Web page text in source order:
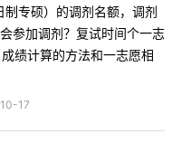
专硕）的调剂名额，调剂
参加调剂？复试时间个一志
绩计算的方法和一志愿相
17